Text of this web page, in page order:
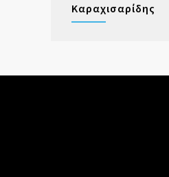
Καραχισαρίδης